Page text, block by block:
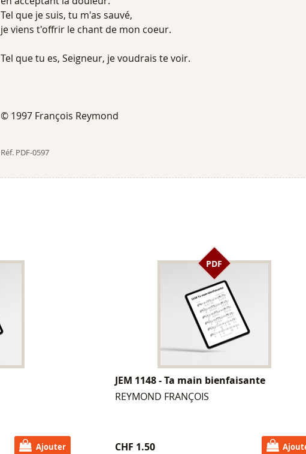
Tel que je suis, tu m'as sauvé,
je viens t'offrir le chant de mon coeur.
Tel que tu es, Seigneur, je voudrais te voir.
© 1997 François Reymond
Réf. PDF-0597
Ajouter
PDF
JEM 1148 - Ta main bienfaisante
REYMOND FRANÇOIS
CHF 1.50